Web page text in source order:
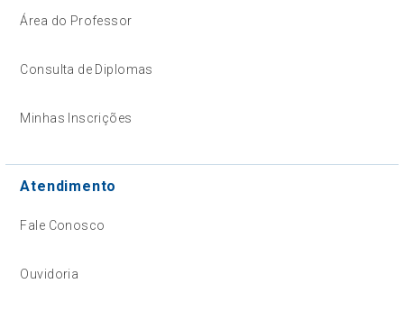
Área do Professor
Consulta de Diplomas
Minhas Inscrições
Atendimento
Fale Conosco
Ouvidoria